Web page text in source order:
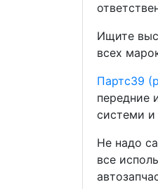
Ищите
всех
Партс39
передние
системи
Не надо
все